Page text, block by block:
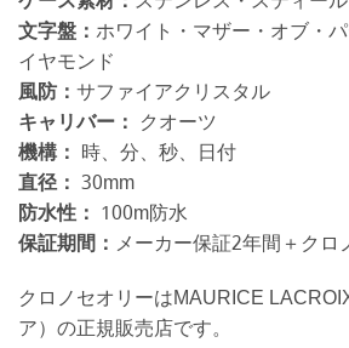
文字盤： ホワイト・マザー・オブ・
イヤモンド
風防： サファイアクリスタル
キャリバー： クオーツ
機構： 時、分、秒、日付
直径： 30mm
防水性： 100m防水
保証期間： メーカー保証2年間＋ク
クロノセオリーはMAURICE
ア）の正規販売店です。